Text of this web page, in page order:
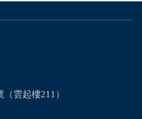
雲起樓211）